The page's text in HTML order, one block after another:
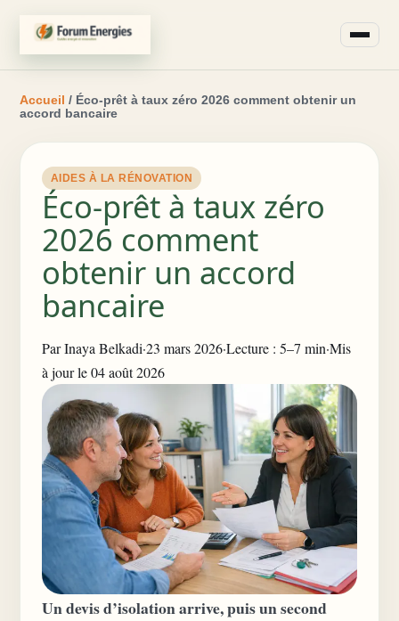
Accueil / Éco-prêt à taux zéro 2026 comment obtenir un
accord bancaire
AIDES À LA RÉNOVATION
Éco-prêt à taux zéro
2026 comment
obtenir un accord
bancaire
ParInaya Belkadi·23 mars 2026·Lecture : 5–7 min·Mis
à jour le 04 août 2026
Un devis d’isolation arrive, puis un second